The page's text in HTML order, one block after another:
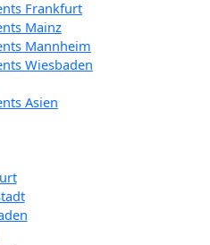
Frankfurt
Mainz
Mannheim
Wiesbaden
Asien